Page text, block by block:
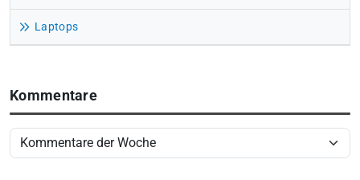
Laptops
Kommentare